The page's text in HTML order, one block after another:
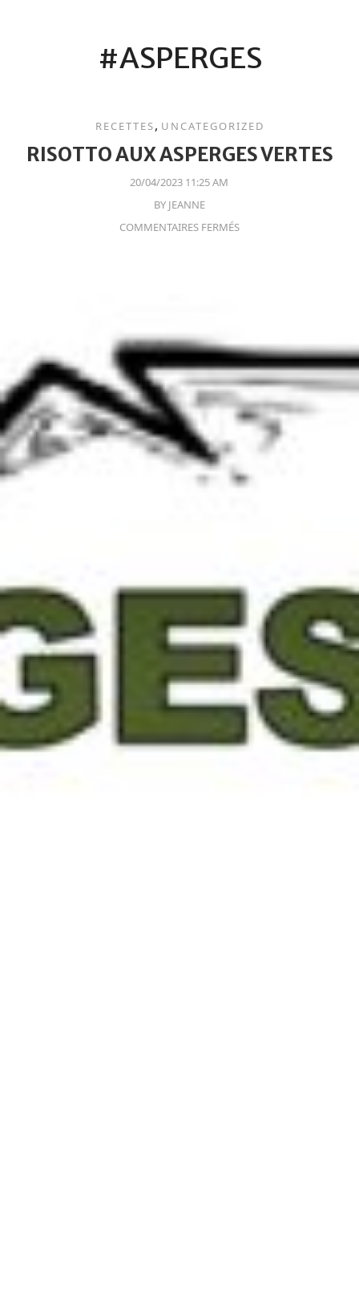
#ASPERGES
RECETTES, UNCATEGORIZED
RISOTTO AUX ASPERGES VERTES
20/04/2023 11:25 AM
BY JEANNE
COMMENTAIRES FERMÉS